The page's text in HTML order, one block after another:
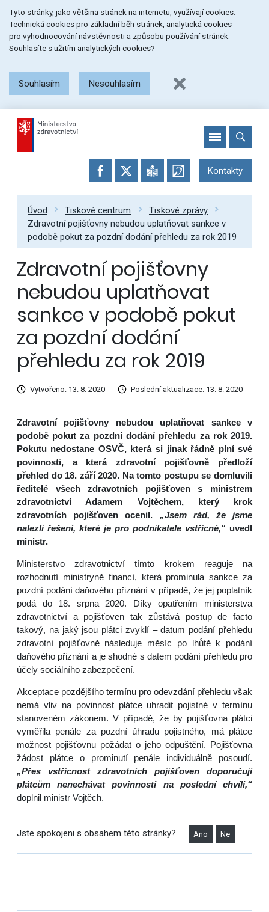
na
menu
na
obsah
na
patičku
stránky
Tyto stránky, jako většina stránek na internetu, využívají cookies:
Technická cookies pro základní běh stránek, analytická cookies
pro vyhodnocování návstěvnosti a způsobu používání stránek.
Souhlasíte s užitím analytických cookies?
Souhlasím Nesouhlasím
Kontakty
Úvod Tiskové centrum
Tiskové zprávy
Zdravotní pojišťovny nebudou uplatňovat sankce v
podobě pokut za pozdní dodání přehledu za rok 2019
Zdravotní pojišťovny
nebudou uplatňovat
sankce v podobě pokut
za pozdní dodání
přehledu za rok 2019
Vytvořeno: 13. 8. 2020 Poslední aktualizace: 13. 8. 2020
Zdravotní pojišťovny nebudou uplatňovat sankce v
podobě pokut za pozdní dodání přehledu za rok 2019.
Pokutu nedostane OSVČ, která si jinak řádně plní své
povinnosti, a která zdravotní pojišťovně předloží
přehled do 18. září 2020. Na tomto postupu se domluvili
ředitelé všech zdravotních pojišťoven s ministrem
zdravotnictví Adamem Vojtěchem, který krok
zdravotních pojišťoven ocenil. „Jsem rád, že jsme
nalezli řešení, které je pro podnikatele vstřícné,“ uvedl
ministr.
Ministerstvo zdravotnictví tímto krokem reaguje na
rozhodnutí ministryně financí, která prominula sankce za
pozdní podání daňového přiznání v případě, že jej poplatník
podá do 18. srpna 2020. Díky opatřením ministerstva
zdravotnictví a pojišťoven tak zůstává postup de facto
takový, na jaký jsou plátci zvyklí – datum podání přehledu
zdravotní pojišťovně následuje měsíc po lhůtě k podání
daňového přiznání a je shodné s datem podání přehledu pro
účely sociálního zabezpečení.
Akceptace pozdějšího termínu pro odevzdání přehledu však
nemá vliv na povinnost plátce uhradit pojistné v termínu
stanoveném zákonem. V případě, že by pojišťovna plátci
vyměřila penále za pozdní úhradu pojistného, má plátce
možnost pojišťovnu požádat o jeho odpuštění. Pojišťovna
žádost plátce o prominutí penále individuálně posoudí.
„Přes vstřícnost zdravotních pojišťoven doporučuji
plátcům nenechávat povinnosti na poslední chvíli,“
doplnil ministr Vojtěch.
Jste spokojeni s obsahem této stránky? Ano Ne